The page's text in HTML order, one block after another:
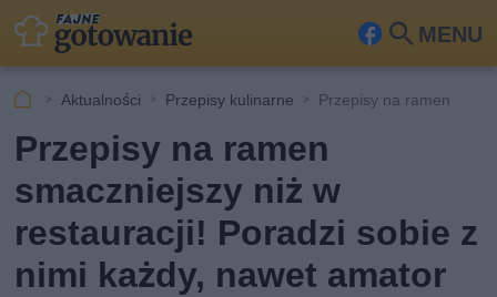
MENU
Fa
ook
Szu
Aktualności Przepisy kulinarne Przepisy na ramen
Przepisy na ramen
smaczniejszy niż w
restauracji! Poradzi sobie z
nimi każdy, nawet amator